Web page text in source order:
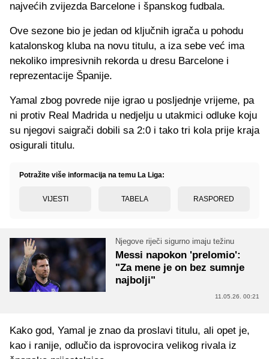
najvećih zvijezda Barcelone i španskog fudbala.
Ove sezone bio je jedan od ključnih igrača u pohodu
katalonskog kluba na novu titulu, a iza sebe već ima
nekoliko impresivnih rekorda u dresu Barcelone i
reprezentacije Španije.
Yamal zbog povrede nije igrao u posljednje vrijeme, pa
ni protiv Real Madrida u nedjelju u utakmici odluke koju
su njegovi saigrači dobili sa 2:0 i tako tri kola prije kraja
osigurali titulu.
Potražite više informacija na temu La Liga:
VIJESTI TABELA RASPORED
Njegove riječi sigurno imaju težinu
Messi napokon 'prelomio':
"Za mene je on bez sumnje
najbolji"
11.05.26. 00:21
Kako god, Yamal je znao da proslavi titulu, ali opet je,
kao i ranije, odlučio da isprovocira velikog rivala iz